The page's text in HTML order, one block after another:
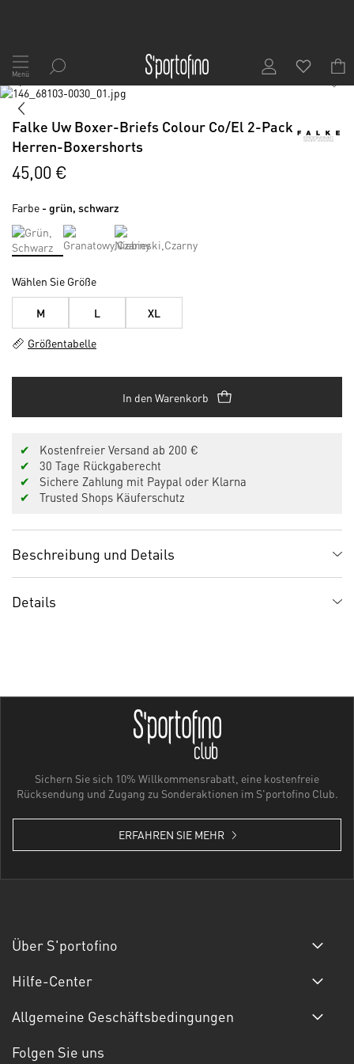
Zum
Inhalt
springen
Menü
Skip
the
end
the
images
1/9
Skip
the
beginning
the
gallery
Falke Uw Boxer-Briefs Colour Co/El 2-Pack
Herren-Boxershorts
45,00 €
Farbe - grün, schwarz
Wählen Sie Größe
M L XL
Größentabelle
In den Warenkorb
✔
Kostenfreier Versand ab 200 €
✔
30 Tage Rückgaberecht
✔
Sichere Zahlung mit Paypal oder Klarna
✔
Trusted Shops Käuferschutz
Beschreibung und Details
Details
Sichern Sie sich 10% Willkommensrabatt, eine kostenfreie
Rücksendung und Zugang zu Sonderaktionen im S'portofino Club.
ERFAHREN SIE MEHR
Über S'portofino
Hilfe-Center
Allgemeine Geschäftsbedingungen
Folgen Sie uns